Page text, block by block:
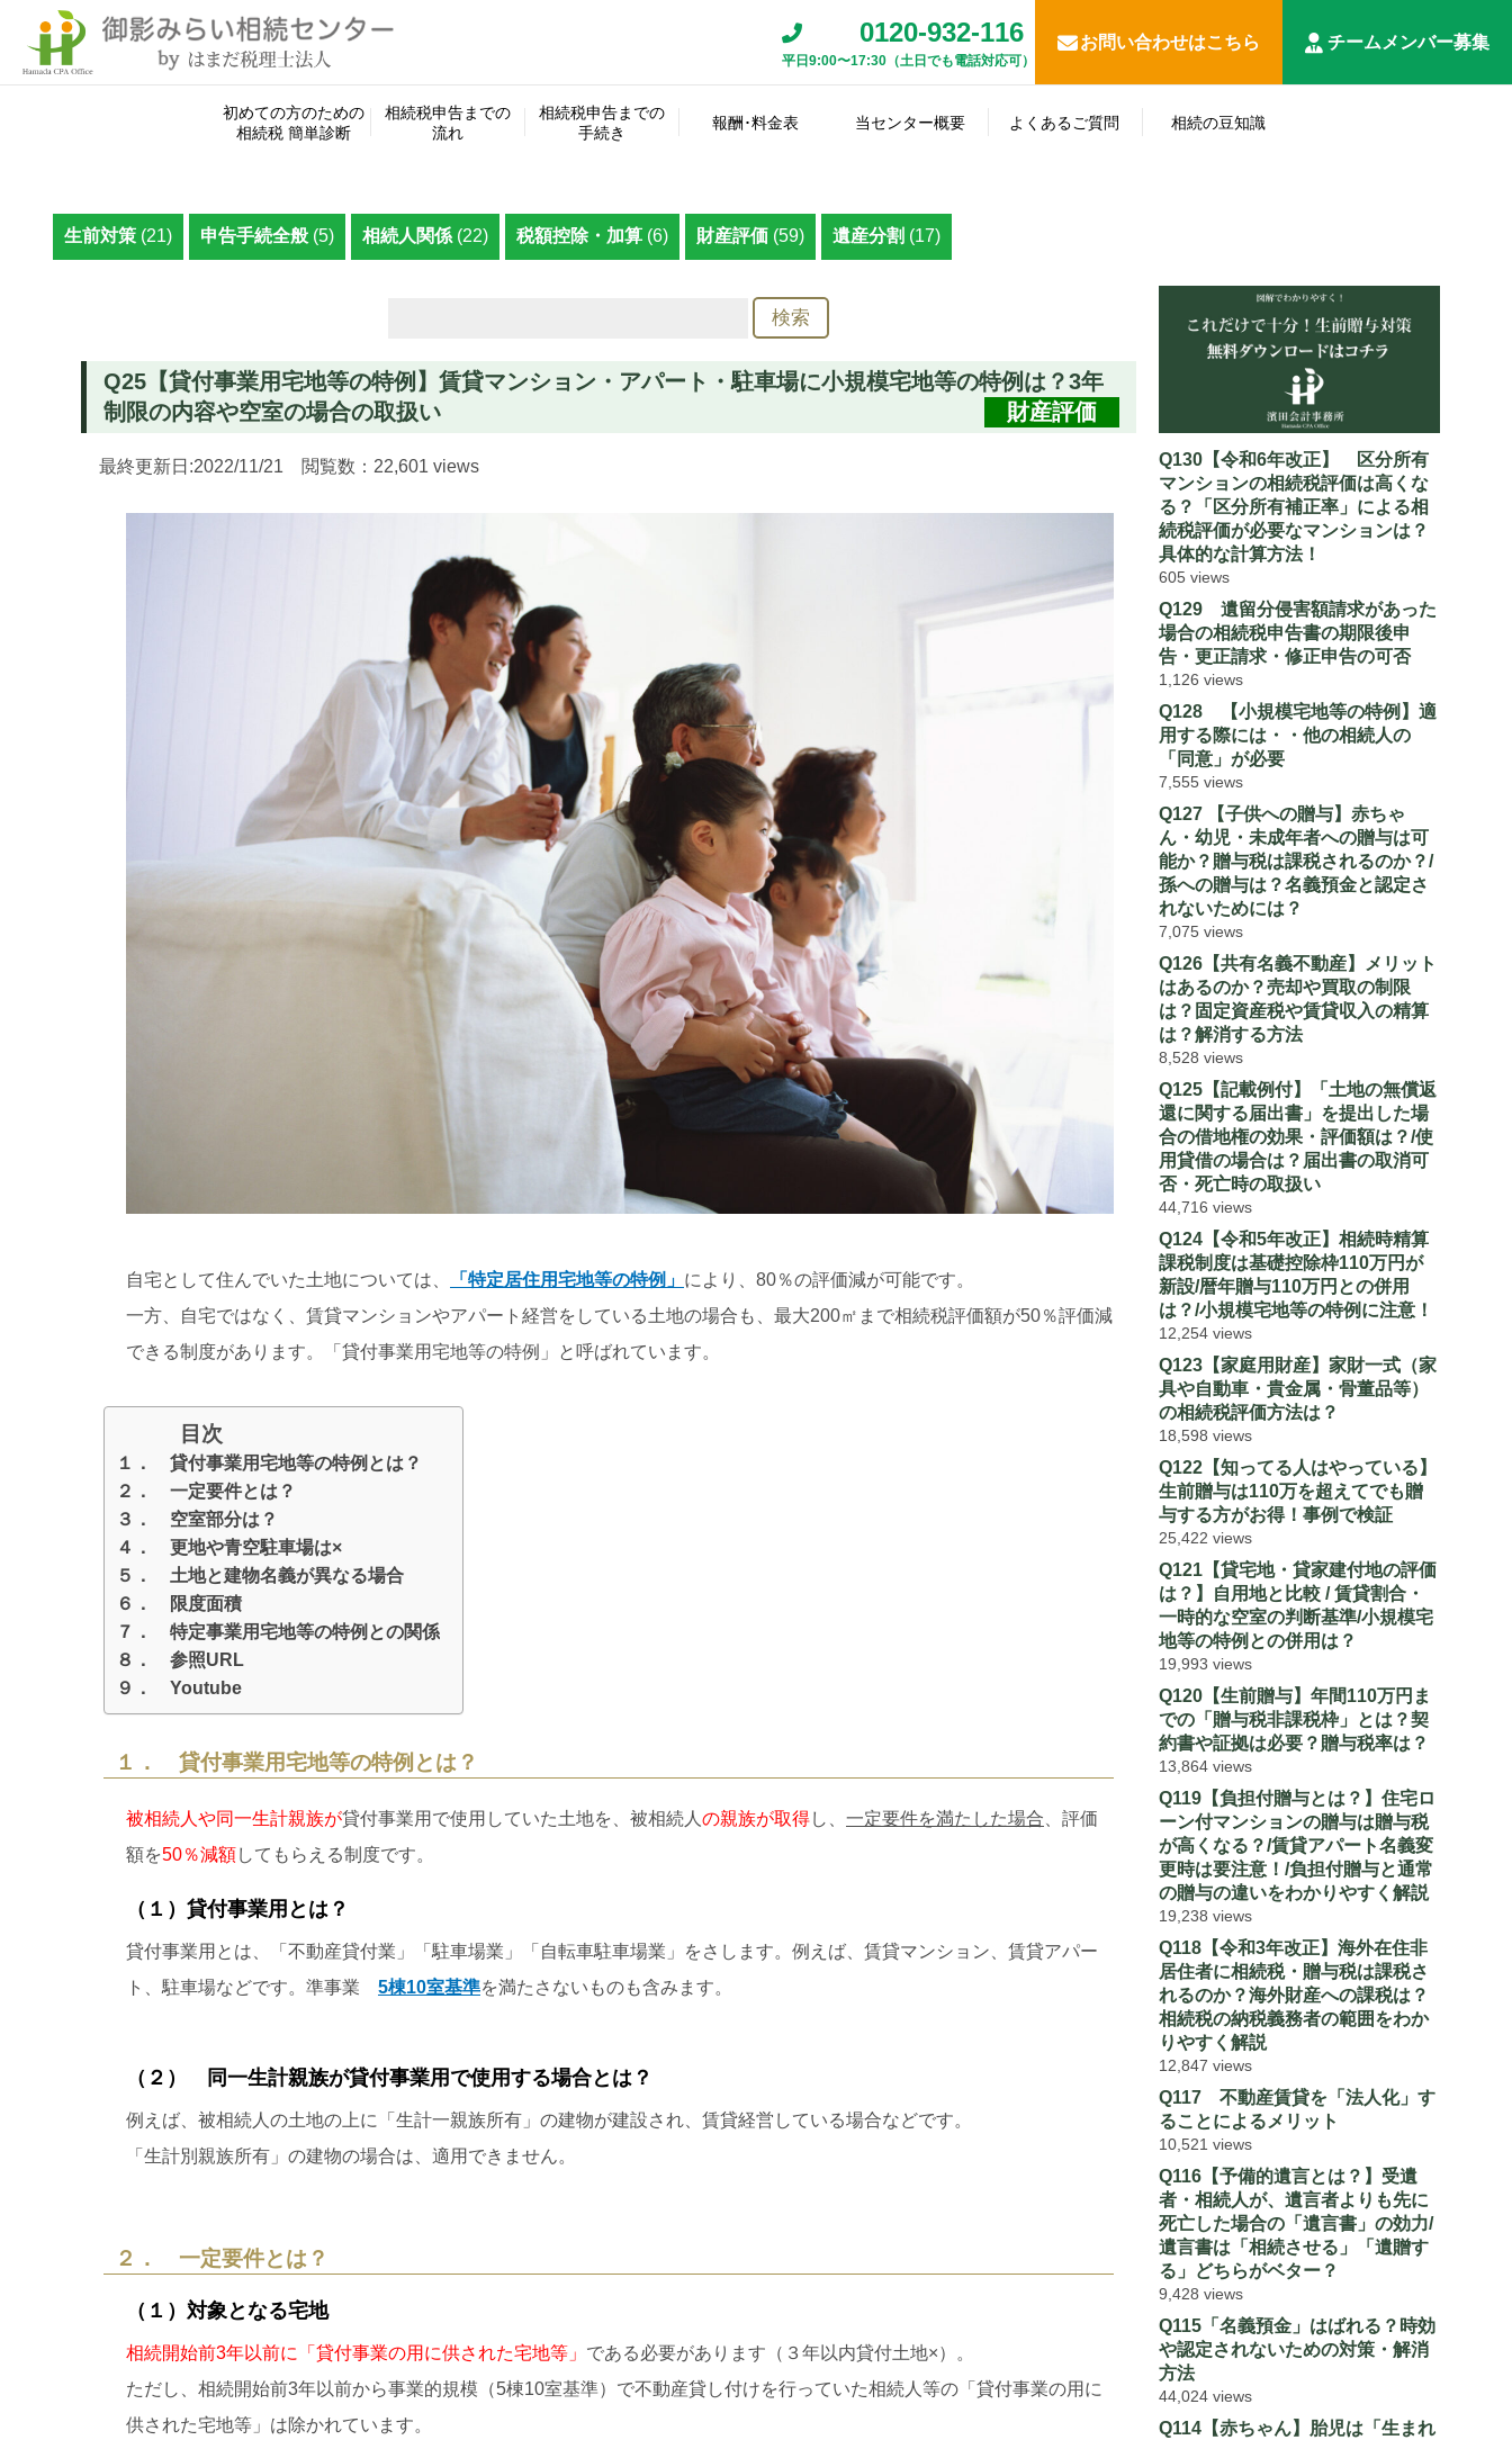
0120-932-116
平日9:00〜17:30（土日でも電話対応可）
お問い合わせはこちら チームメンバー募集
初めての方のための
相続税 簡単診断
相続税申告までの
流れ
相続税申告までの
手続き
最
続
き
確
認
続
人
の
の
概
相
続
決
定
準
告
資
産･
負
債
調
査･
産
書
の
作
更
納
付
報酬･料金表 当センター概要
プ
よくあるご質問
続相
産
分
相続の豆知識
生前対策 (21) 申告手続全般 (5) 相続人関係 (22) 税額控除・加算 (6) 財産評価 (59) 遺産分割 (17)
Q25【貸付事業用宅地等の特例】賃貸マンション・アパート・駐車場に小規模宅地等の特例は？3年
制限の内容や空室の場合の取扱い
財産評価
最終更新日:2022/11/21 閲覧数：22,601 views
自宅として住んでいた土地については、 「特定居住用宅地等の特例」 により、80％の評価減が可能です。
一方、自宅ではなく、賃貸マンションやアパート経営をしている土地の場合も、最大200㎡まで相続税評価額が50％評価減
できる制度があります。「貸付事業用宅地等の特例」と呼ばれています。
目次
１． 貸付事業用宅地等の特例とは？
２． 一定要件とは？
３． 空室部分は？
４． 更地や青空駐車場は×
５． 土地と建物名義が異なる場合
６． 限度面積
７． 特定事業用宅地等の特例との関係
８． 参照URL
９． Youtube
１． 貸付事業用宅地等の特例とは？
被相続人や同一生計親族が貸付事業用で使用していた土地を、被相続人 の親族が取得し、 一定要件を満たした場合 、評価
額を50％減額してもらえる制度です。
（１）貸付事業用とは？
貸付事業用とは、「不動産貸付業」「駐車場業」「自転車駐車場業」をさします。例えば、賃貸マンション、賃貸アパー
ト、駐車場などです。準事業 5棟10室基準を満たさないものも含みます。
（２） 同一生計親族が貸付事業用で使用する場合とは？
例えば、被相続人の土地の上に「生計一親族所有」の建物が建設され、賃貸経営している場合などです。
「生計別親族所有」の建物の場合は、適用できません。
２． 一定要件とは？
（１）対象となる宅地
相続開始前3年以前に「貸付事業の用に供された宅地等」 である必要があります（３年以内貸付土地×）。
ただし、相続開始前3年以前から事業的規模（5棟10室基準）で不動産貸し付けを行っていた相続人等の「貸付事業の用に
供された宅地等」は除かれています。
Q130【令和6年改正】 区分所有
マンションの相続税評価は高くな
る？「区分所有補正率」による相
続税評価が必要なマンションは？
具体的な計算方法！
605 views
Q129 遺留分侵害額請求があった
場合の相続税申告書の期限後申
告・更正請求・修正申告の可否
1,126 views
Q128 【小規模宅地等の特例】適
用する際には・・他の相続人の
「同意」が必要
7,555 views
Q127 【子供への贈与】赤ちゃ
ん・幼児・未成年者への贈与は可
能か？贈与税は課税されるのか？/
孫への贈与は？名義預金と認定さ
れないためには？
7,075 views
Q126【共有名義不動産】メリット
はあるのか？売却や買取の制限
は？固定資産税や賃貸収入の精算
は？解消する方法
8,528 views
Q125【記載例付】「土地の無償返
還に関する届出書」を提出した場
合の借地権の効果・評価額は？/使
用貸借の場合は？届出書の取消可
否・死亡時の取扱い
44,716 views
Q124【令和5年改正】相続時精算
課税制度は基礎控除枠110万円が
新設/暦年贈与110万円との併用
は？/小規模宅地等の特例に注意！
12,254 views
Q123【家庭用財産】家財一式（家
具や自動車・貴金属・骨董品等）
の相続税評価方法は？
18,598 views
Q122【知ってる人はやっている】
生前贈与は110万を超えてでも贈
与する方がお得！事例で検証
25,422 views
Q121【貸宅地・貸家建付地の評価
は？】自用地と比較 / 賃貸割合・
一時的な空室の判断基準/小規模宅
地等の特例との併用は？
19,993 views
Q120【生前贈与】年間110万円ま
での「贈与税非課税枠」とは？契
約書や証拠は必要？贈与税率は？
13,864 views
Q119【負担付贈与とは？】住宅ロ
ーン付マンションの贈与は贈与税
が高くなる？/賃貸アパート名義変
更時は要注意！/負担付贈与と通常
の贈与の違いをわかりやすく解説
19,238 views
Q118【令和3年改正】海外在住非
居住者に相続税・贈与税は課税さ
れるのか？海外財産への課税は？
相続税の納税義務者の範囲をわか
りやすく解説
12,847 views
Q117 不動産賃貸を「法人化」す
ることによるメリット
10,521 views
Q116【予備的遺言とは？】受遺
者・相続人が、遺言者よりも先に
死亡した場合の「遺言書」の効力/
遺言書は「相続させる」「遺贈す
る」どちらがベター？
9,428 views
Q115「名義預金」はばれる？時効
や認定されないための対策・解消
方法
44,024 views
Q114【赤ちゃん】胎児は「生まれ